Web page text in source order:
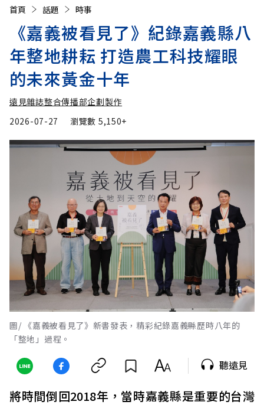
首頁 話題 時事
《嘉義被看見了》紀錄嘉義縣八
年整地耕耘 打造農工科技耀眼
的未來黃金十年
遠見雜誌整合傳播部企劃製作
2026-07-27
瀏覽數 5,150+
圖/ 《嘉義被看見了》新書發表，精彩紀錄嘉義縣歷時八年的
「整地」過程。
聽遠見
將時間倒回2018年，當時嘉義縣是重要的台灣